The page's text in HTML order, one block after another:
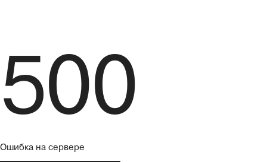
500
Ошибка на сервере